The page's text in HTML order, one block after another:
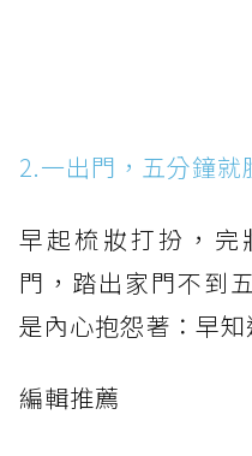
2.一出門，五分鐘就
早起梳妝打扮，完
門，踏出家門不到
是內心抱怨著：早
編輯推薦